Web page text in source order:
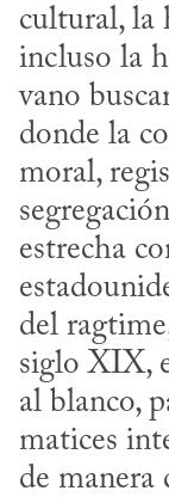
cultural, la
incluso la
vano
donde la
moral,
estrecha
del
siglo XIX,
al blanco,
matices
de manera